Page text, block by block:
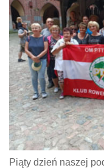
Piąty dzień naszej